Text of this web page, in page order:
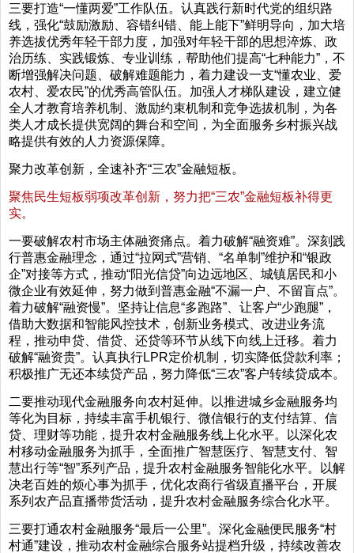
三要打造“一懂两爱”工作队伍。认真践行新时代党的组织路
线，强化“鼓励激励、容错纠错、能上能下”鲜明导向，加大培
养选拔优秀年轻干部力度，加强对年轻干部的思想淬炼、政
治历练、实践锻炼、专业训练，帮助他们提高“七种能力”，不
断增强解决问题、破解难题能力，着力建设一支“懂农业、爱
农村、爱农民”的优秀高管队伍。加强人才梯队建设，建立健
全人才教育培养机制、激励约束机制和竞争选拔机制，为各
类人才成长提供宽阔的舞台和空间，为全面服务乡村振兴战
略提供有效的人力资源保障。
聚力改革创新，全速补齐“三农”金融短板。
聚焦民生短板弱项改革创新，努力把“三农”金融短板补得更
实。
一要破解农村市场主体融资痛点。着力破解“融资难”。深刻践
行普惠金融理念，通过“拉网式”营销、“名单制”维护和“银政
企”对接等方式，推动“阳光信贷”向边远地区、城镇居民和小
微企业有效延伸，努力做到普惠金融“不漏一户、不留盲点”。
着力破解“融资慢”。坚持让信息“多跑路”、让客户“少跑腿”，
借助大数据和智能风控技术，创新业务模式、改进业务流
程，推动申贷、借贷、还贷等环节从线下向线上迁移。着力
破解“融资贵”。认真执行LPR定价机制，切实降低贷款利率；
积极推广无还本续贷产品，努力降低“三农”客户转续贷成本。
二要推动现代金融服务向农村延伸。以推进城乡金融服务均
等化为目标，持续丰富手机银行、微信银行的支付结算、信
贷、理财等功能，提升农村金融服务线上化水平。以深化农
村移动金融服务为抓手，全面推广智慧医疗、智慧支付、智
慧出行等“智”系列产品，提升农村金融服务智能化水平。以解
决老百姓的烦心事为抓手，优化农商行省级直播平台，开展
系列农产品直播带货活动，提升农村金融服务综合化水平。
三要打通农村金融服务“最后一公里”。深化金融便民服务“村
村通”建设，推动农村金融综合服务站提档升级，持续改善农